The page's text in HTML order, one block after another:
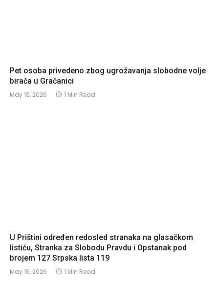
Pet osoba privedeno zbog ugrožavanja slobodne volje
birača u Gračanici
May 19, 2026 1 Min Read
U Prištini određen redosled stranaka na glasačkom
listiću, Stranka za Slobodu Pravdu i Opstanak pod
brojem 127 Srpska lista 119
May 16, 2026 1 Min Read